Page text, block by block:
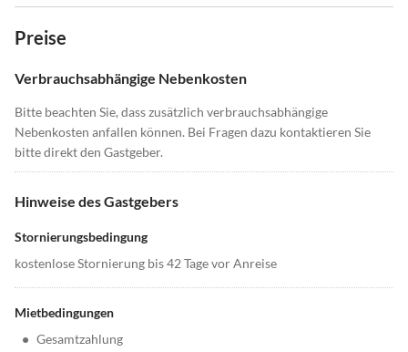
Preise
Verbrauchsabhängige Nebenkosten
Bitte beachten Sie, dass zusätzlich verbrauchsabhängige
Nebenkosten anfallen können. Bei Fragen dazu kontaktieren Sie
bitte direkt den Gastgeber.
Hinweise des Gastgebers
Stornierungsbedingung
kostenlose Stornierung bis 42 Tage vor Anreise
Mietbedingungen
• Gesamtzahlung